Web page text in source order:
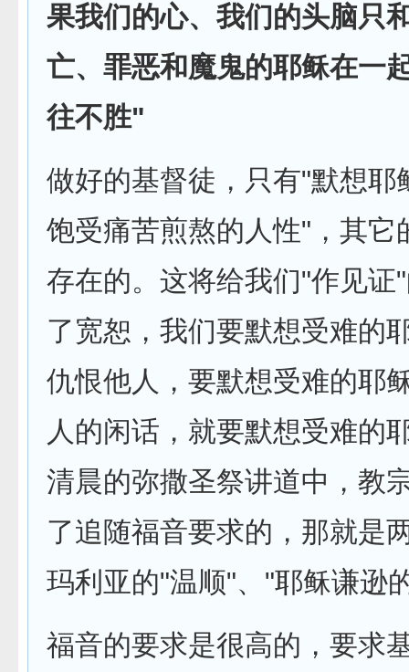
果我们的心、我们的头脑只
亡、罪恶和魔鬼的耶稣在一
往不胜"
做好的基督徒，只有"默想耶
饱受痛苦煎熬的人性"，其它
存在的。这将给我们"作见证
了宽恕，我们要默想受难的
仇恨他人，要默想受难的耶
人的闲话，就要默想受难的
清晨的弥撒圣祭讲道中，教
了追随福音要求的，那就是
玛利亚的"温顺"、"耶稣谦逊
福音的要求是很高的，要求